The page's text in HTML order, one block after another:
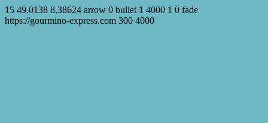
15 49.0138 8.38624 arrow 0 bullet 1 4000 1 0 fade
https://gourmino-express.com 300 4000